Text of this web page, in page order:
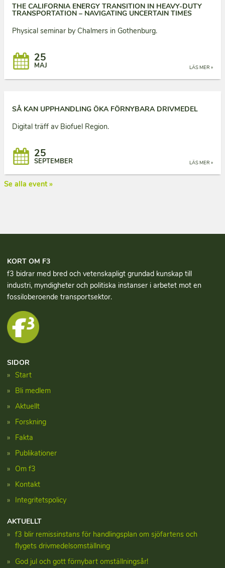
THE CALIFORNIA ENERGY TRANSITION IN HEAVY-DUTY
TRANSPORTATION – NAVIGATING UNCERTAIN TIMES
Physical seminar by Chalmers in Gothenburg.
LÄS MER »
25
MAJ
SÅ KAN UPPHANDLING ÖKA FÖRNYBARA DRIVMEDEL
Digital träff av Biofuel Region.
LÄS MER »
25
SEPTEMBER
Se alla event »
KORT OM F3
f3 bidrar med bred och vetenskapligt grundad kun­skap till
industri, myndigheter och politiska instanser i arbetet mot en
fossiloberoende transportsektor.
SIDOR
Start
Bli medlem
Aktuellt
Forskning
Fakta
Publikationer
Om f3
Kontakt
Integritetspolicy
AKTUELLT
f3 blir remissinstans för handlingsplan om sjöfartens och
flygets drivmedelsomställning
God jul och gott förnybart omställningsår!